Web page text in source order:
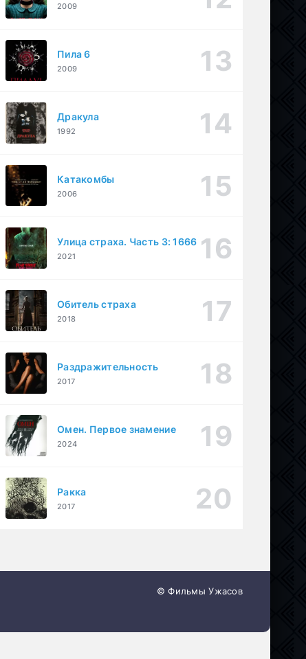
2009
Пила 6
2009
Дракула
1992
Катакомбы
2006
Улица страха. Часть 3: 1666
2021
Обитель страха
2018
Раздражительность
2017
Омен. Первое знамение
2024
Ракка
2017
© Фильмы Ужасов